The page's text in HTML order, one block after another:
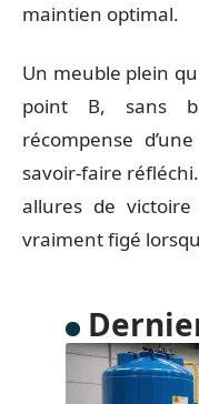
maintien optimal.
Un meuble plein
point B, sans
récompense
savoir-faire réfléchi.
allures de
vraiment figé